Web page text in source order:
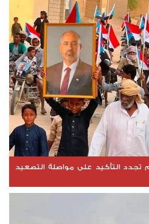
تجدد التأكيد على مواصلة التصعيد